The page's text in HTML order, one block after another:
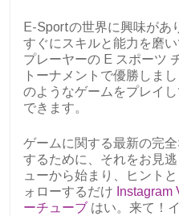
E-Sportの世界に興味があ
すぐにスキルと能力を磨
プレーヤーの E スポーツ
トーナメントで優勝しま
のようなゲームをプレイ
できます。
ゲームに関する最新の完
するために、それをお見
ューから始まり、ヒント
ォローするだけ Instagram
ーチューブ はい。来て！